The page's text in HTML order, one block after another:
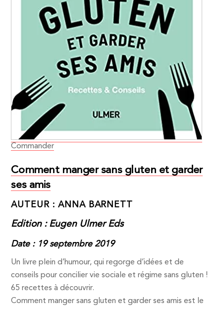
Commander
Comment manger sans gluten et garder
ses amis
AUTEUR : ANNA BARNETT
Edition : Eugen Ulmer Eds
Date : 19 septembre 2019
Un livre plein d’humour, qui regorge d’idées et de
conseils pour concilier vie sociale et régime sans gluten !
65 recettes à découvrir.
Comment manger sans gluten et garder ses amis est le